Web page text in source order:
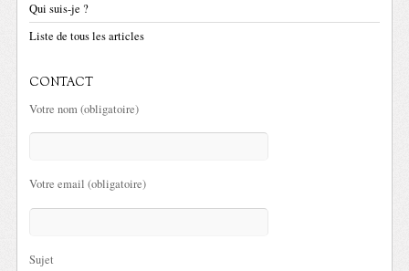
Qui suis-je ?
Liste de tous les articles
CONTACT
Votre nom (obligatoire)
Votre email (obligatoire)
Sujet